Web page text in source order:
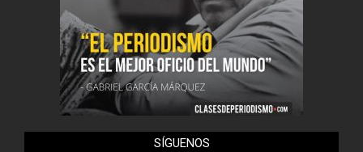
SÍGUENOS